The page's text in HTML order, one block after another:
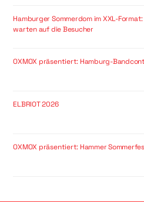
Hamburger Sommerdom im XXL-
warten auf die Besucher
OXMOX präsentiert: Hamburg-
ELBRIOT 2026
OXMOX präsentiert: Hammer